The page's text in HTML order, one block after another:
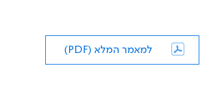
למאמר המלא (PDF)